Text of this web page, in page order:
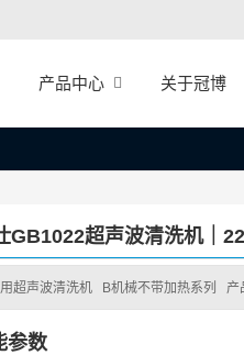
产品中心 关于冠博
GB1022超声波清洗机｜
超声波清洗机 B机械不带加热系列 产
参数